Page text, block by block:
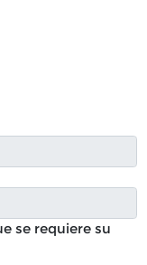
se requiere su